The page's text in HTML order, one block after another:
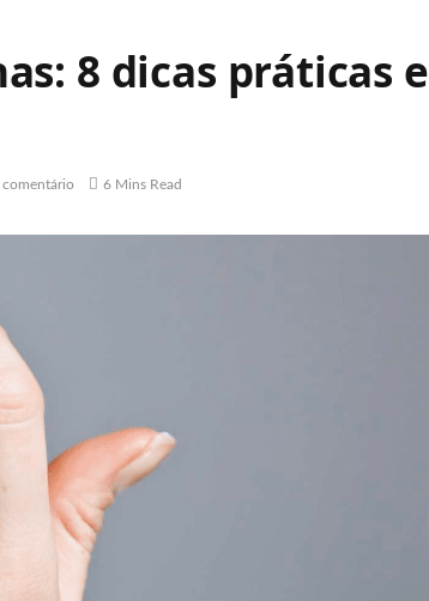
8 dicas práticas e
6 Mins Read